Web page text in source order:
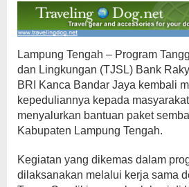
Lampung Tengah – Program
dan Lingkungan (TJSL) Bank
BRI Kanca Bandar Jaya kembali
kepeduliannya kepada
menyalurkan bantuan paket
Kabupaten Lampung Tengah.
Kegiatan yang dikemas dalam
dilaksanakan melalui kerja sama